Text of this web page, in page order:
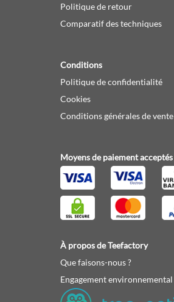
Politique de retour
Comparatif des techniques
Conditions
Politique de confidentialité
Cookies
Conditions générales de vente
Moyens de paiement acceptés
À propos de Teefactory
Que faisons-nous ?
Engagement environnemental